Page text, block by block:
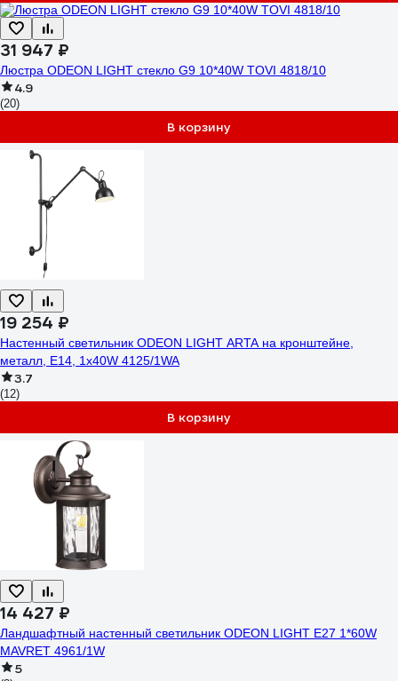
31 947 ₽
Люстра ODEON LIGHT стекло G9 10*40W TOVI 4818/10
4.9
(20)
В корзину
19 254 ₽
Настенный светильник ODEON LIGHT ARTA на кронштейне,
металл, E14, 1х40W 4125/1WA
3.7
(12)
В корзину
14 427 ₽
Ландшафтный настенный светильник ODEON LIGHT E27 1*60W
MAVRET 4961/1W
5